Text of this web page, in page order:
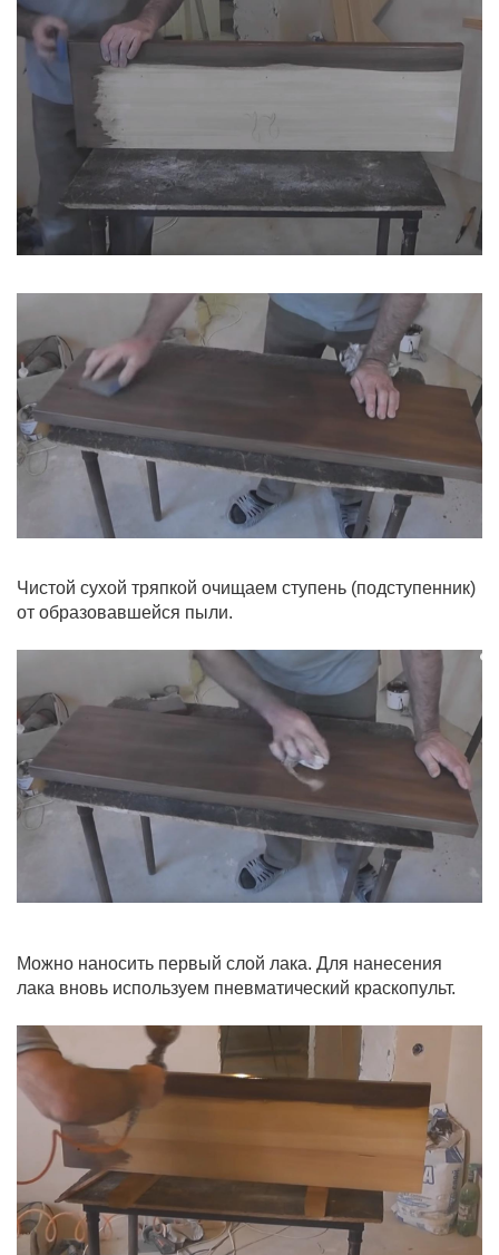
Чистой сухой тряпкой очищаем ступень (подступенник)
от образовавшейся пыли.
Можно наносить первый слой лака. Для нанесения
лака вновь используем пневматический краскопульт.